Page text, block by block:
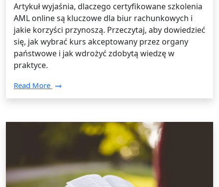
Artykuł wyjaśnia, dlaczego certyfikowane szkolenia
AML online są kluczowe dla biur rachunkowych i
jakie korzyści przynoszą. Przeczytaj, aby dowiedzieć
się, jak wybrać kurs akceptowany przez organy
państwowe i jak wdrożyć zdobytą wiedzę w
praktyce.
Read More